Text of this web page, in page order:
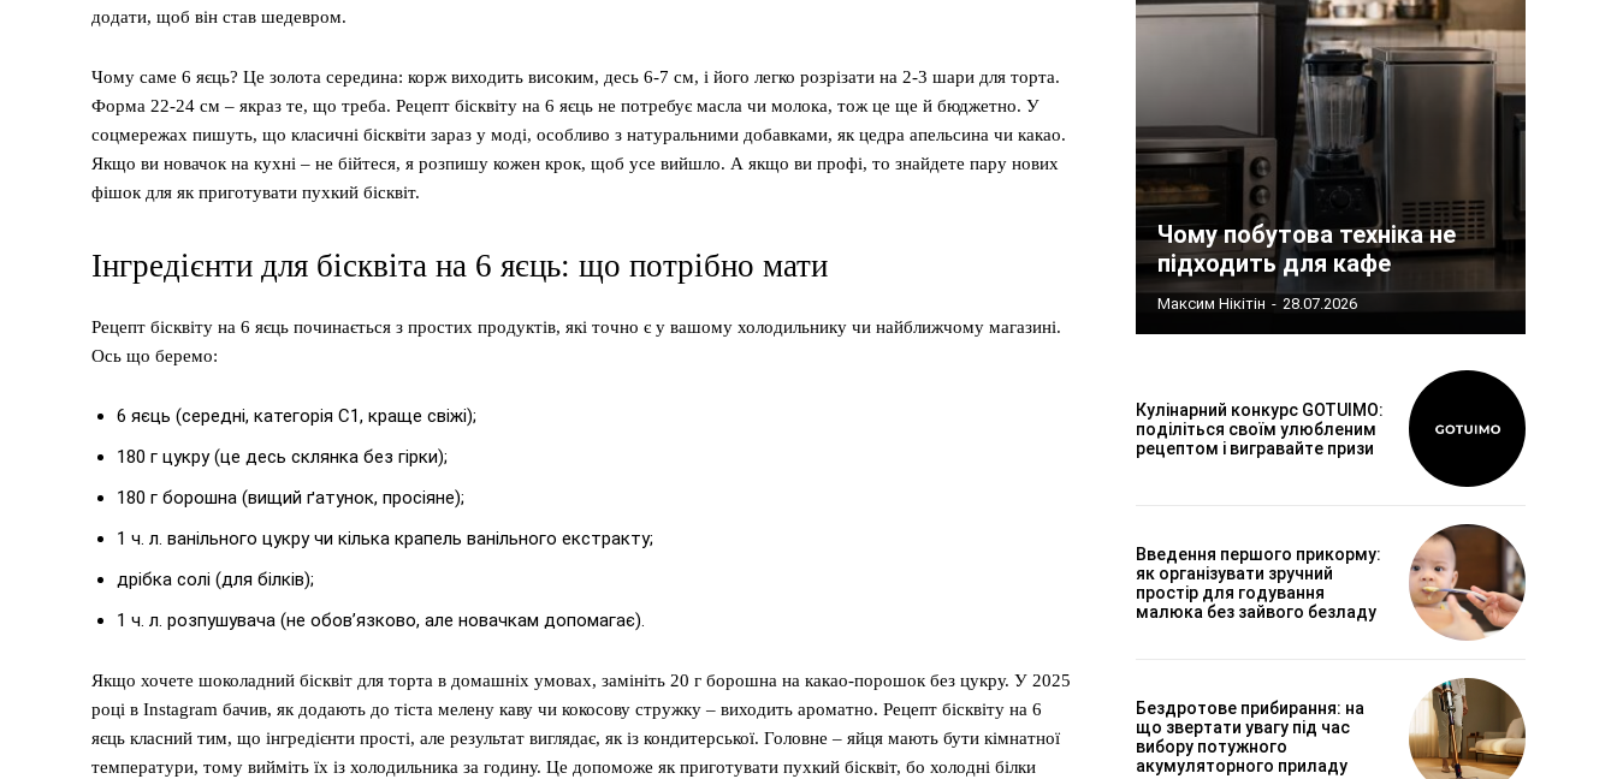
додати, щоб він став шедевром.
Чому саме 6 яєць? Це золота середина: корж виходить високим, десь 6-7 см, і його легко розрізати на 2-3 шари для торта.
Форма 22-24 см – якраз те, що треба. Рецепт бісквіту на 6 яєць не потребує масла чи молока, тож це ще й бюджетно. У
соцмережах пишуть, що класичні бісквіти зараз у моді, особливо з натуральними добавками, як цедра апельсина чи какао.
Якщо ви новачок на кухні – не бійтеся, я розпишу кожен крок, щоб усе вийшло. А якщо ви профі, то знайдете пару нових
фішок для як приготувати пухкий бісквіт.
Інгредієнти для бісквіта на 6 яєць: що потрібно мати
Рецепт бісквіту на 6 яєць починається з простих продуктів, які точно є у вашому холодильнику чи найближчому магазині.
Ось що беремо:
6 яєць (середні, категорія С1, краще свіжі);
180 г цукру (це десь склянка без гірки);
180 г борошна (вищий ґатунок, просіяне);
1 ч. л. ванільного цукру чи кілька крапель ванільного екстракту;
дрібка солі (для білків);
1 ч. л. розпушувача (не обов’язково, але новачкам допомагає).
Якщо хочете шоколадний бісквіт для торта в домашніх умовах, замініть 20 г борошна на какао-порошок без цукру. У 2025
році в Instagram бачив, як додають до тіста мелену каву чи кокосову стружку – виходить ароматно. Рецепт бісквіту на 6
яєць класний тим, що інгредієнти прості, але результат виглядає, як із кондитерської. Головне – яйця мають бути кімнатної
температури, тому вийміть їх із холодильника за годину. Це допоможе як приготувати пухкий бісквіт, бо холодні білки
Чому побутова техніка не
підходить для кафе
Максим Нікітін - 28.07.2026
Кулінарний конкурс GOTUIMO:
поділіться своїм улюбленим
рецептом і вигравайте призи
Введення першого прикорму:
як організувати зручний
простір для годування
малюка без зайвого безладу
Бездротове прибирання: на
що звертати увагу під час
вибору потужного
акумуляторного приладу